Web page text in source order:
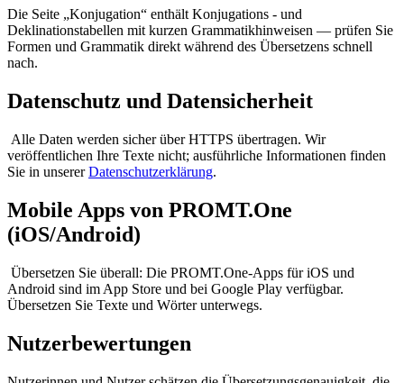
Die Seite „Konjugation“ enthält Konjugations - und
Deklinationstabellen mit kurzen Grammatikhinweisen — prüfen Sie
Formen und Grammatik direkt während des Übersetzens schnell
nach.
Datenschutz und Datensicherheit
Alle Daten werden sicher über HTTPS übertragen. Wir
veröffentlichen Ihre Texte nicht; ausführliche Informationen finden
Sie in unsererDatenschutzerklärung.
Mobile Apps von PROMT.One
(iOS/Android)
Übersetzen Sie überall: Die PROMT.One-Apps für iOS und
Android sind im App Store und bei Google Play verfügbar.
Übersetzen Sie Texte und Wörter unterwegs.
Nutzerbewertungen